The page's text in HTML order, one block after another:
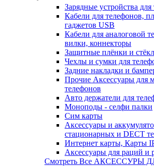
Зарядные устройства для
Кабели для телефонов,
гаджетов USB
Кабели для аналоговой
вилки, коннекторы
Защитные плёнки и
Чехлы и сумки для
Задние накладки и
Прочие Аксессуары для
телефонов
Авто держатели для
Моноподы - селфи палки
Сим карты
Аксессуары и
стационарных и DECT
Интернет карты, Карты
Аксессуары для раций и
Смотреть Все АКСЕССУРЫ